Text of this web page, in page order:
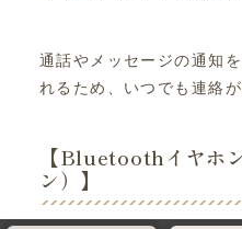
通話やメッセージの通知
れるため、いつでも連絡
【Bluetoothイヤホ
ン）】